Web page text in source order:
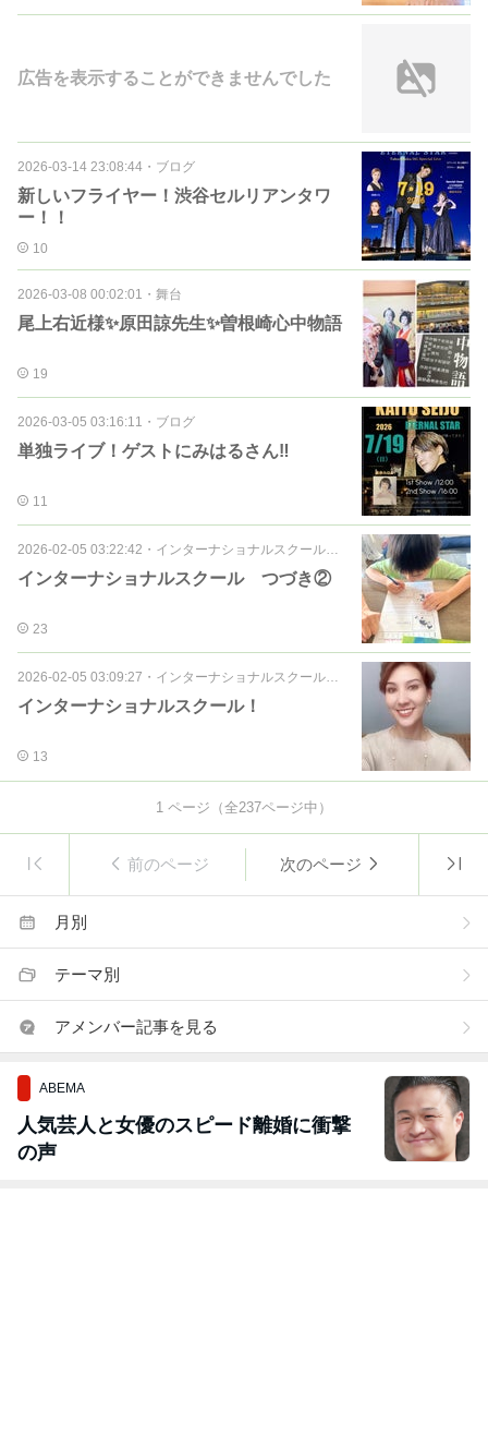
広告を表示することができませんでした
2026-03-14 23:08:44 ・ ブログ
新しいフライヤー！渋谷セルリアンタワ
ー！！
10
2026-03-08 00:02:01 ・ 舞台
尾上右近様✨原田諒先生✨曽根崎心中物語
19
2026-03-05 03:16:11 ・ ブログ
単独ライブ！ゲストにみはるさん‼️
11
2026-02-05 03:22:42 ・ インターナショナルスクールママブログ
インターナショナルスクール つづき②
23
2026-02-05 03:09:27 ・ インターナショナルスクールママブログ
インターナショナルスクール！
13
1 ページ（全237ページ中）
前のページ 次のページ
月別
テーマ別
アメンバー記事を見る
ABEMA
人気芸人と女優のスピード離婚に衝撃
の声